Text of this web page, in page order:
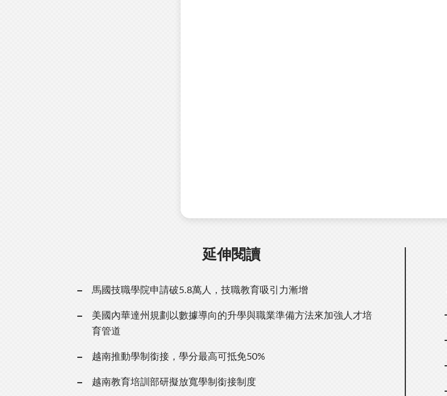
延伸閱讀
馬國技職學院申請破5.8萬人，技職教育吸引力漸增
美國內華達州規劃以數據導向的升學與職業準備方法來加強人才培
育管道
越南推動學制銜接，學分最高可抵免50%
越南教育培訓部研擬放寬學制銜接制度